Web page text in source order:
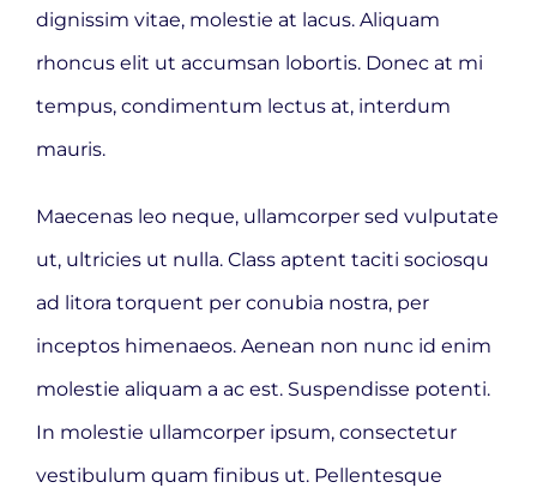
dignissim vitae, molestie at lacus. Aliquam
rhoncus elit ut accumsan lobortis. Donec at mi
tempus, condimentum lectus at, interdum
mauris.
Maecenas leo neque, ullamcorper sed vulputate
ut, ultricies ut nulla. Class aptent taciti sociosqu
ad litora torquent per conubia nostra, per
inceptos himenaeos. Aenean non nunc id enim
molestie aliquam a ac est. Suspendisse potenti.
In molestie ullamcorper ipsum, consectetur
vestibulum quam finibus ut. Pellentesque